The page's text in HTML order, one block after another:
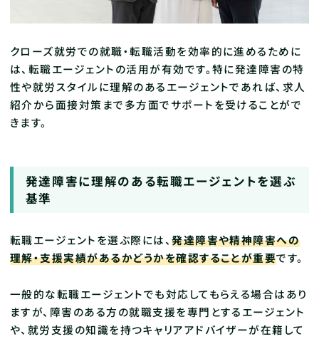
クローズ就労での就職・転職活動を効率的に進めるために
は、転職エージェントの活用が有効です。特に発達障害の特
性や就労スタイルに理解のあるエージェントであれば、求人
紹介から面接対策まで多方面でサポートを受けることがで
きます。
発達障害に理解のある転職エージェントを選ぶ
基準
転職エージェントを選ぶ際には、発達障害や精神障害への
理解・支援実績があるかどうかを確認することが重要です。
一般的な転職エージェントでも対応してもらえる場合はあり
ますが、障害のある方の就職支援を専門とするエージェント
や、就労支援の知識を持つキャリアアドバイザーが在籍して